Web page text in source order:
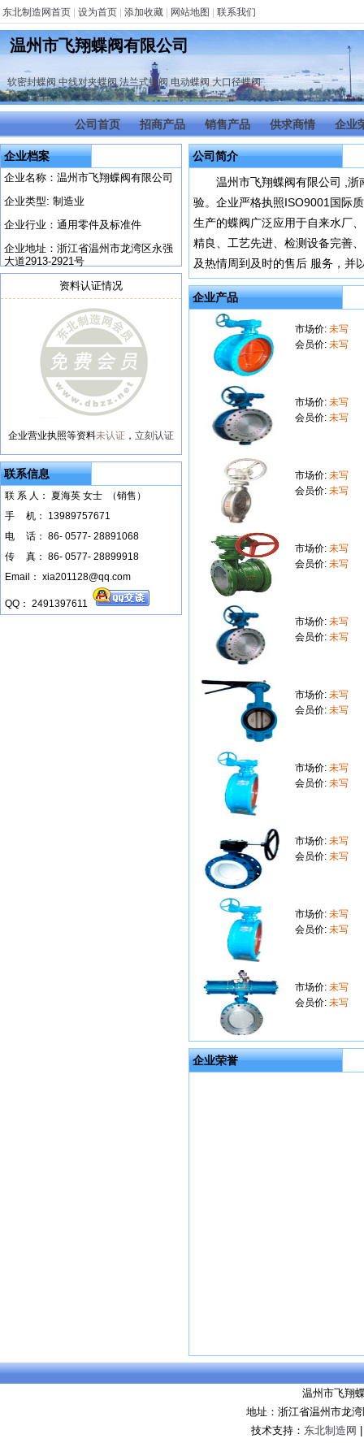
东北制造网首页 设为首页 添加收藏 网站地图 联系我们
温州市飞翔蝶阀有限公司
软密封蝶阀,中线对夹蝶阀,法兰式蝶阀 ,电动蝶阀 ,大口径蝶阀
公司首页 招商产品 销售产品 供求商情 企业
企业档案
企业名称：温州市飞翔蝶阀有限公司
企业类型: 制造业
企业行业：通用零件及标准件
企业地址：浙江省温州市龙湾区永强
大道2913-2921号
资料认证情况
企业营业执照等资料未认证 ， 立刻认证
联系信息
联 系 人： 夏海英 女士 （销售）
手
机： 13989757671
电
话： 86- 0577- 28891068
传
真： 86- 0577- 28899918
Email： xia201128@qq.com
QQ： 2491397611
公司简介
温州市飞翔蝶阀有限公司 ,浙
验。企业严格执照ISO9001国际
生产的蝶阀广泛应用于自来水
精良、工艺先进、检测设备完善
及热情周到及时的售后 服务，并
企业产品
市场价: 未写
会员价: 未写
市场价: 未写
会员价: 未写
市场价: 未写
会员价: 未写
市场价: 未写
会员价: 未写
市场价: 未写
会员价: 未写
市场价: 未写
会员价: 未写
市场价: 未写
会员价: 未写
市场价: 未写
会员价: 未写
市场价: 未写
会员价: 未写
市场价: 未写
会员价: 未写
企业荣誉
温州市飞翔
地址：浙江省温州市龙
技术支持： 东北制造网